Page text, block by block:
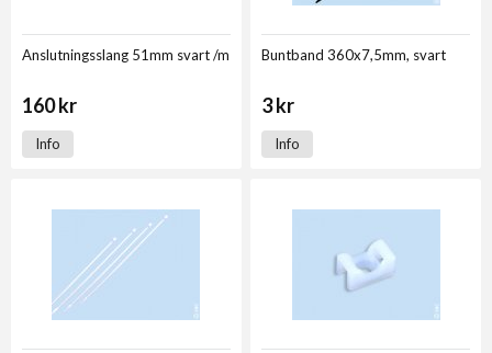
Anslutningsslang 51mm svart /m
160 kr
Info
Buntband 360x7,5mm, svart
3 kr
Info